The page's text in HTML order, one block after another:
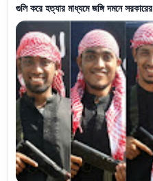
গুলি করে হত্যার মাধ্যমে জঙ্গি দমনে